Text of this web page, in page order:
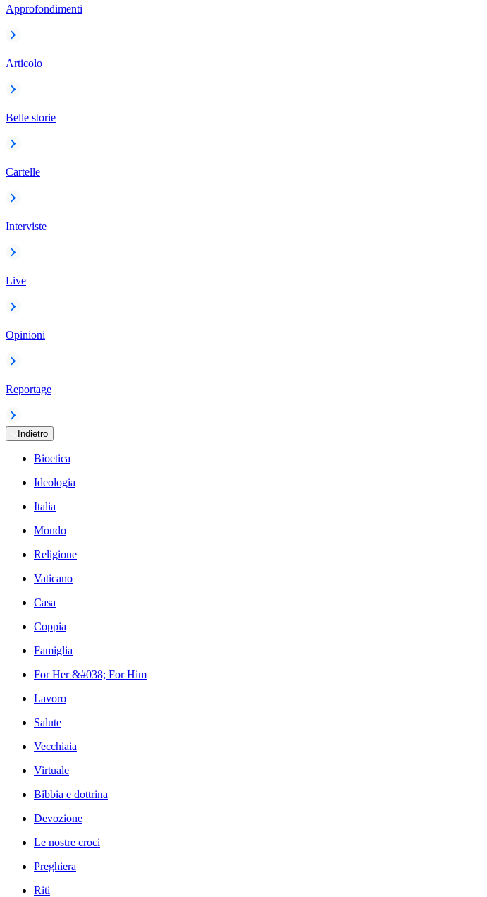
Approfondimenti
Articolo
Belle storie
Cartelle
Interviste
Live
Opinioni
Reportage
Indietro
Bioetica
Ideologia
Italia
Mondo
Religione
Vaticano
Casa
Coppia
Famiglia
For Her &#038; For Him
Lavoro
Salute
Vecchiaia
Virtuale
Bibbia e dottrina
Devozione
Le nostre croci
Preghiera
Riti